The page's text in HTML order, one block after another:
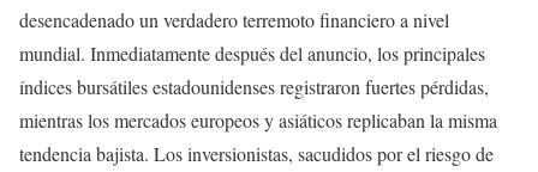
desencadenado un verdadero terremoto financiero a nivel
mundial. Inmediatamente después del anuncio, los principales
índices bursátiles estadounidenses registraron fuertes pérdidas,
mientras los mercados europeos y asiáticos replicaban la misma
tendencia bajista. Los inversionistas, sacudidos por el riesgo de